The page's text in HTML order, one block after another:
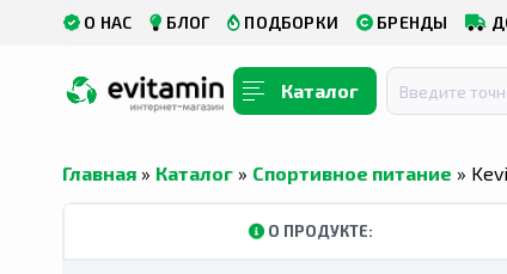
О НАС БЛОГ ПОДБОРКИ БРЕНДЫ
Каталог
Главная » Каталог » Спортивное питание »
О ПРОДУКТЕ: